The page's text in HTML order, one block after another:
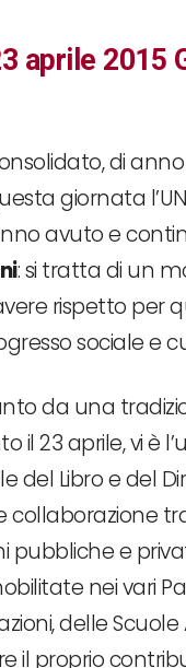
aprile 2015
di
giornata
avuto e
: si tratta di un
rispetto per
sociale e
da una
il 23 aprile, vi è
del Libro e del
collaborazione
pubbliche e
nei vari
delle
il proprio